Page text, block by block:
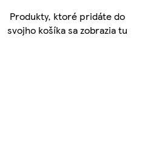
Produkty, ktoré pridáte do
svojho košíka sa zobrazia tu